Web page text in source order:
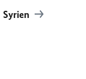
Syrien